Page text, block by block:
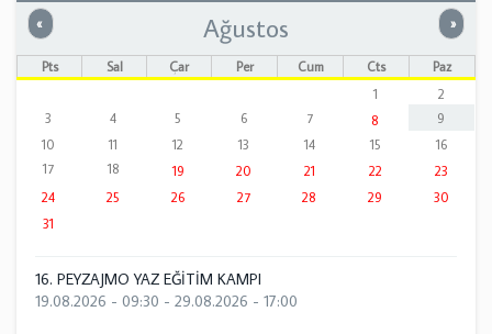
« Önceki »
Ağustos
Pts Sal Çar Per Cum Cts
Paz
1
2
3
4 5 6 7 8
9
10
11 12 13 14 15
16
17
18 19 20 21 22
23
24
25 26 27 28 29
30
31
16. PEYZAJMO YAZ EĞİTİM KAMPI
19.08.2026 - 09:30 - 29.08.2026 - 17:00